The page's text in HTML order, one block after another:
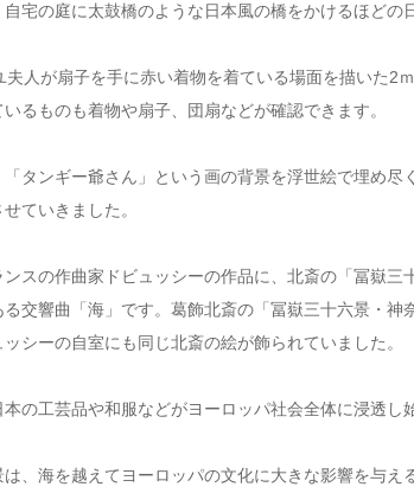
宅の庭に太鼓橋のような日本風の橋をかけるほどの
人が扇子を手に赤い着物を着ている場面を描いた
るものも着物や扇子、団扇などが確認できます。
タンギー爺さん」という画の背景を浮世絵で埋め
ていきました。
スの作曲家ドビュッシーの作品に、北斎の「冨嶽三
る交響曲「海」です。葛飾北斎の「冨嶽三十六景・
シーの自室にも同じ北斎の絵が飾られていました。
の工芸品や和服などがヨーロッパ社会全体に浸透し
、海を越えてヨーロッパの文化に大きな影響を与え